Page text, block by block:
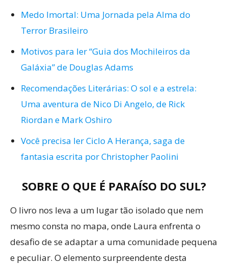
Medo Imortal: Uma Jornada pela Alma do
Terror Brasileiro
Motivos para ler “Guia dos Mochileiros da
Galáxia” de Douglas Adams
Recomendações Literárias: O sol e a estrela:
Uma aventura de Nico Di Angelo, de Rick
Riordan e Mark Oshiro
Você precisa ler Ciclo A Herança, saga de
fantasia escrita por Christopher Paolini
SOBRE O QUE É PARAÍSO DO SUL?
O livro nos leva a um lugar tão isolado que nem
mesmo consta no mapa, onde Laura enfrenta o
desafio de se adaptar a uma comunidade pequena
e peculiar. O elemento surpreendente desta